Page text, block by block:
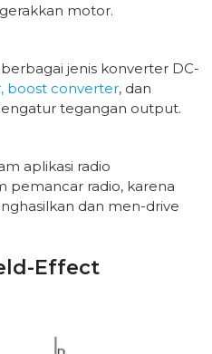
motor.
jenis konverter DC-
boost converter, dan
tegangan output.
aplikasi radio
pemancar radio, karena
dan men-drive
Effect